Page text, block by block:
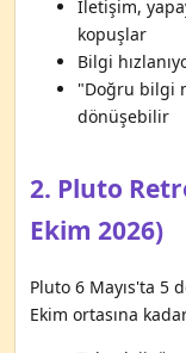
İletişim,
kopuşlar
Bilgi
"Doğru bilgi
dönüşebilir
2. Pluto
Ekim 2026)
Pluto 6 Mayıs'ta 5
Ekim ortasına